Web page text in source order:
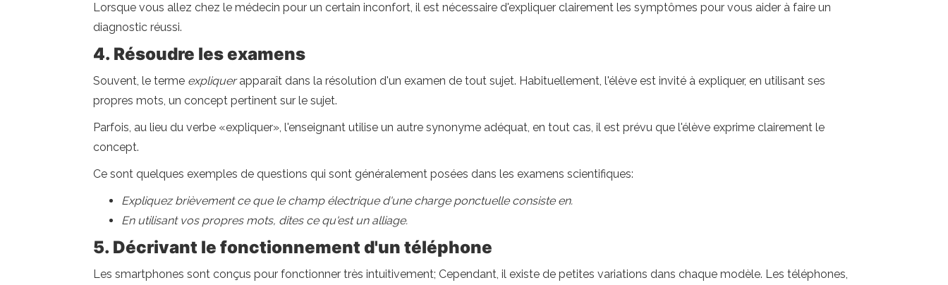
Lorsque vous allez chez le médecin pour un certain inconfort, il est nécessaire d'expliquer clairement les symptômes pour vous aider à faire un
diagnostic réussi.
4. Résoudre les examens
Souvent, le terme expliquerapparaît dans la résolution d'un examen de tout sujet. Habituellement, l'élève est invité à expliquer, en utilisant ses
propres mots, un concept pertinent sur le sujet.
Parfois, au lieu du verbe «expliquer», l'enseignant utilise un autre synonyme adéquat, en tout cas, il est prévu que l'élève exprime clairement le
concept.
Ce sont quelques exemples de questions qui sont généralement posées dans les examens scientifiques:
Expliquez brièvement ce que le champ électrique d'une charge ponctuelle consiste en.
En utilisant vos propres mots, dites ce qu'est un alliage.
5. Décrivant le fonctionnement d'un téléphone
Les smartphones sont conçus pour fonctionner très intuitivement; Cependant, il existe de petites variations dans chaque modèle. Les téléphones,